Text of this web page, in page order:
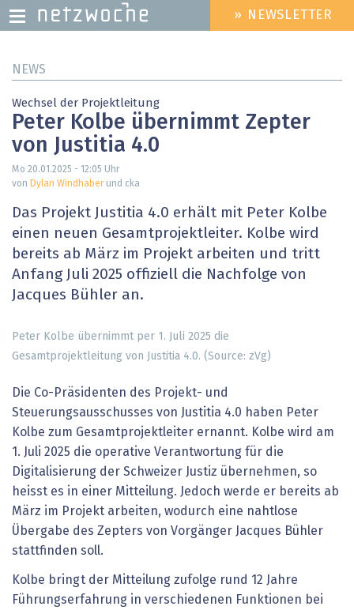
zum
HEADER
MENU
» NEWSLETTER
NEWS
Wechsel der Projektleitung
Peter Kolbe übernimmt Zepter
von Justitia 4.0
Mo 20.01.2025 - 12:05 Uhr
von Dylan Windhaberund cka
Das Projekt Justitia 4.0 erhält mit Peter Kolbe
einen neuen Gesamtprojektleiter. Kolbe wird
bereits ab März im Projekt arbeiten und tritt
Anfang Juli 2025 offiziell die Nachfolge von
Jacques Bühler an.
Peter Kolbe übernimmt per 1. Juli 2025 die
Gesamtprojektleitung von Justitia 4.0. (Source: zVg)
Die Co-Präsidenten des Projekt- und
Steuerungsausschusses von Justitia 4.0 haben Peter
Kolbe zum Gesamtprojektleiter ernannt. Kolbe wird am
1. Juli 2025 die operative Verantwortung für die
Digitalisierung der Schweizer Justiz übernehmen, so
heisst es in einer Mitteilung. Jedoch werde er bereits ab
März im Projekt arbeiten, wodurch eine nahtlose
Übergabe des Zepters von Vorgänger Jacques Bühler
stattfinden soll.
Kolbe bringt der Mitteilung zufolge rund 12 Jahre
Führungserfahrung in verschiedenen Funktionen bei